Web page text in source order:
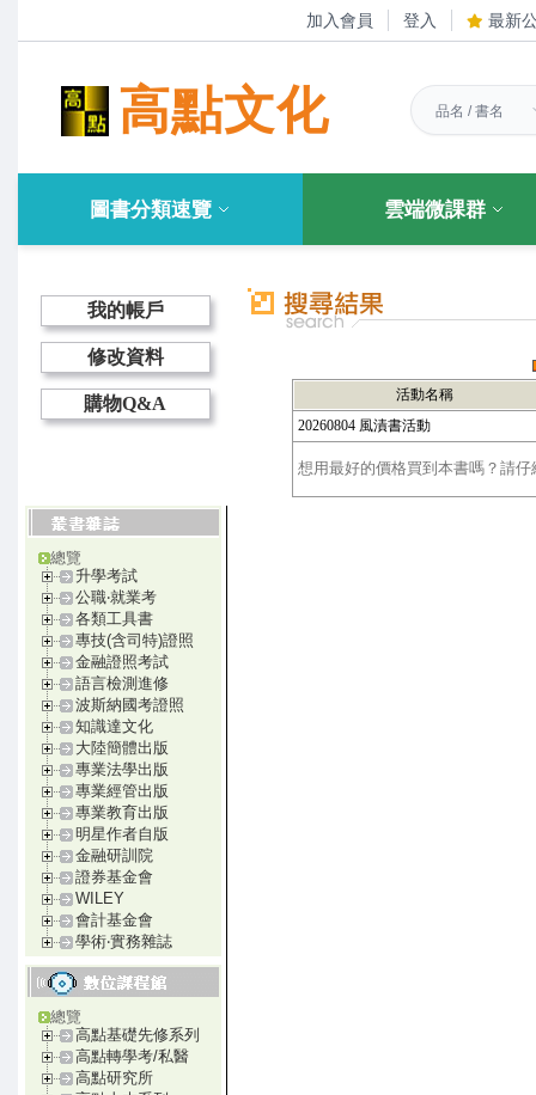
加入會員 登入 最新
高點文化
圖書分類速覽 雲端微課群
我的帳戶
修改資料
購物Q&A
總覽
升學考試
公職‧就業考
各類工具書
專技(含司特)證照
金融證照考試
語言檢測進修
波斯納國考證照
知識達文化
大陸簡體出版
專業法學出版
專業經管出版
專業教育出版
明星作者自版
金融研訓院
證券基金會
WILEY
會計基金會
學術‧實務雜誌
總覽
高點基礎先修系列
高點轉學考/私醫
高點研究所
活動名稱
20260804 風漬書活動
想用最好的價格買到本書嗎？請